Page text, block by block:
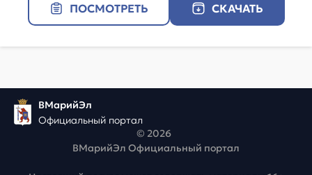
ПОСМОТРЕТЬ СКАЧАТЬ
ВМарийЭл
Официальный портал
© 2026
ВМарийЭл Официальный портал